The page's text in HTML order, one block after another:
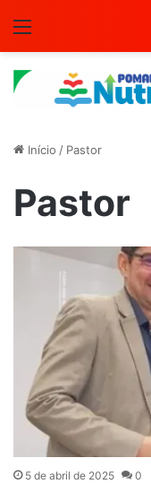
Início / Pastor
Pastor
5 de abril de 2025 0